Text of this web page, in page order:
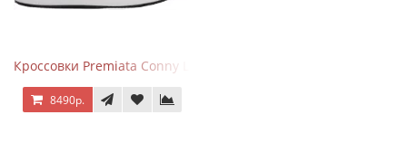
Кроссовки Premiata Conny Leather Beige
8490р.